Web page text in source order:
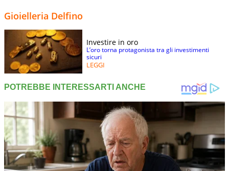
Gioielleria Delfino
Investire in oro
L’oro torna protagonista tra gli investimenti
sicuri
LEGGI